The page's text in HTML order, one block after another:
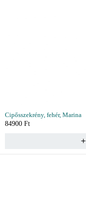
Cipősszekrény, fehér, Marina
84900 Ft